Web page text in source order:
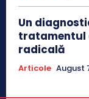
Un
tratamentul
radicală
Articole August